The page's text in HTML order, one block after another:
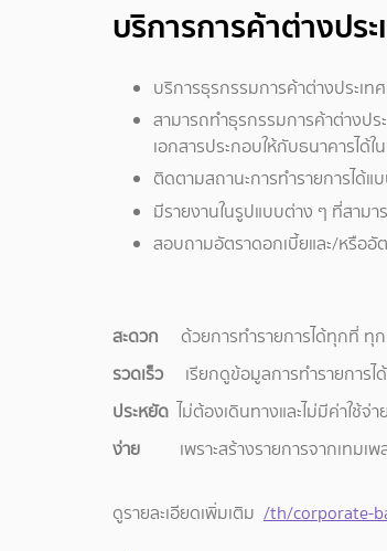
บริการการค้าต่างปร
บริการธุรกรรมการค้าต่างประเ
สามารถทำธุรกรรมการค้าต่างปร
เอกสารประกอบให้กับธนาคารได้ใ
ติดตามสถานะการทำรายการได้แ
มีรายงานในรูปแบบต่าง ๆ ที่สามา
สอบถามอัตราดอกเบี้ยและ/หรืออั
สะดวก ด้วยการทำรายการได้ทุกที่ ทุก
รวดเร็ว เรียกดูข้อมูลการทำรายการไ
ประหยัด ไม่ต้องเดินทางและไม่มีค่าใช้จ่า
ง่าย
เพราะสร้างรายการจากเทมเ
ดูรายละเอียดเพิ่มเติม /th/corporate-